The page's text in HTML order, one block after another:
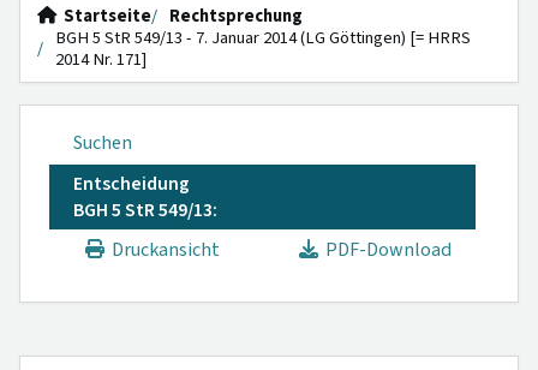
Startseite
Rechtsprechung
BGH 5 StR 549/13 - 7. Januar 2014 (LG Göttingen) [= HRRS
2014 Nr. 171]
Suchen
Entscheidung
BGH 5 StR 549/13:
Druckansicht
PDF-Download